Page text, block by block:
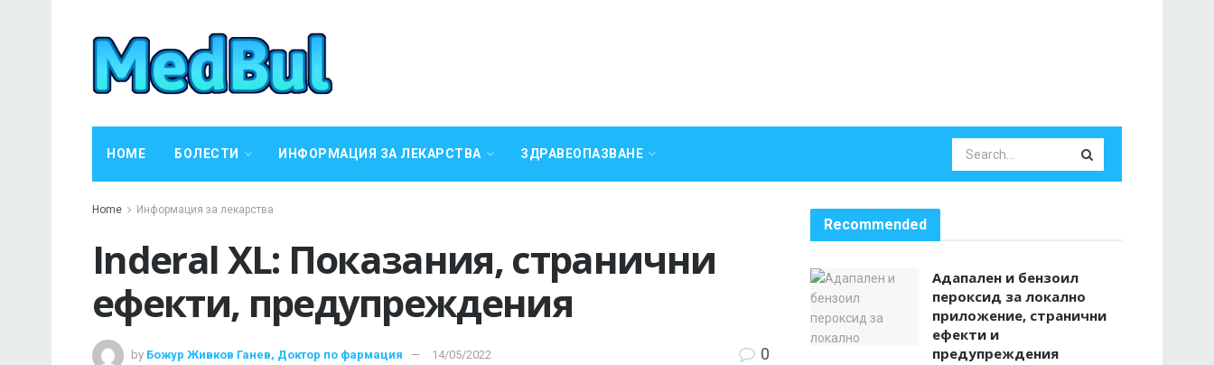
HOME БОЛЕСТИ ИНФОРМАЦИЯ ЗА ЛЕКАРСТВА ЗДРАВЕОПАЗВАНЕ
Home Информация за лекарства
Inderal XL: Показания, странични
ефекти, предупреждения
by Божур Живков Ганев, Доктор по фармация 14/05/2022 0
Recommended
Адапален и бензоил
пероксид за локално
приложение, странични
ефекти и
предупреждения